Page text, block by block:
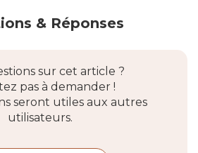
& Réponses
sur cet article ?
pas à demander !
seront utiles aux autres
utilisateurs.